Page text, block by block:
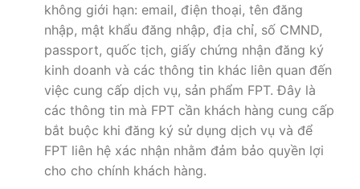
không giới hạn: email, điện thoại, tên đăng
nhập, mật khẩu đăng nhập, địa chỉ, số CMND,
passport, quốc tịch, giấy chứng nhận đăng ký
kinh doanh và các thông tin khác liên quan đến
việc cung cấp dịch vụ, sản phẩm FPT. Đây là
các thông tin mà FPT cần khách hàng cung cấp
bắt buộc khi đăng ký sử dụng dịch vụ và để
FPT liên hệ xác nhận nhằm đảm bảo quyền lợi
cho cho chính khách hàng.